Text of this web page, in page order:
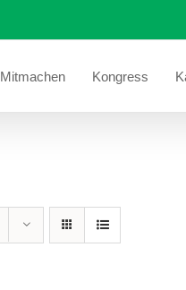
Mitmachen Kongress